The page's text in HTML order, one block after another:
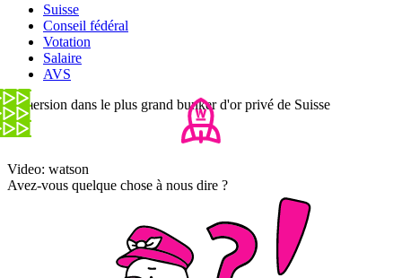
Suisse
Conseil fédéral
Votation
Salaire
AVS
Immersion dans le plus grand bunker d'or privé de Suisse
Video: watson
Avez-vous quelque chose à nous dire ?